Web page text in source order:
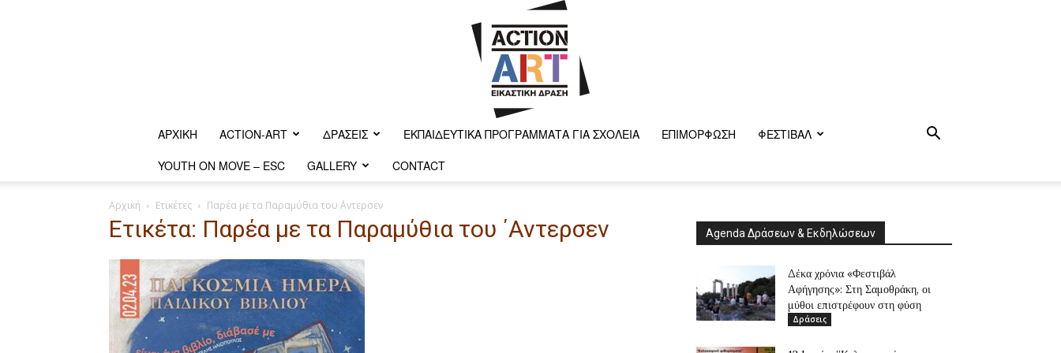
ΑΡΧΙΚΗ ACTION-ART ΔΡΆΣΕΙΣ ΕΚΠΑΙΔΕΥΤΙΚΆ ΠΡΟΓΡΆΜΜΑΤΑ ΓΙΑ ΣΧΟΛΕΊΑ ΕΠΙΜΌΡΦΩΣΗ
ΦΕΣΤΙΒΑΛ
YOUTH ON MOVE – ESC
GALLERY CONTACT
Αρχική Ετικέτες Παρέα με τα Παραμύθια του ΄Αντερσεν
Ετικέτα: Παρέα με τα Παραμύθια του ΄Αντερσεν Agenda Δράσεων & Εκδηλώσεων
Δέκα χρόνια «Φεστιβάλ
Αφήγησης»: Στη Σαμοθράκη, οι
μύθοι επιστρέφουν στη φύση
Δράσεις